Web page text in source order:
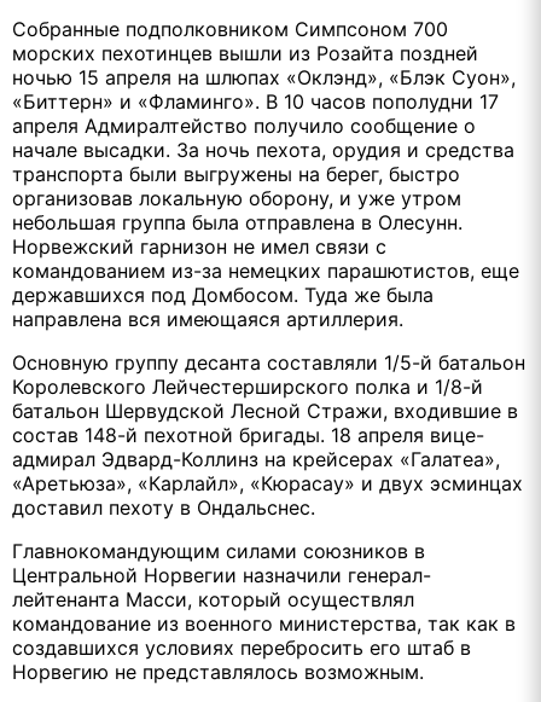
Собранные подполковником Симпсоном 700
морских пехотинцев вышли из Розайта поздней
ночью 15 апреля на шлюпах «Оклэнд», «Блэк Суон»,
«Биттерн» и «Фламинго». В 10 часов пополудни 17
апреля Адмиралтейство получило сообщение о
начале высадки. За ночь пехота, орудия и средства
транспорта были выгружены на берег, быстро
организовав локальную оборону, и уже утром
небольшая группа была отправлена в Олесунн.
Норвежский гарнизон не имел связи с
командованием из-за немецких парашютистов, еще
державшихся под Домбосом. Туда же была
направлена вся имеющаяся артиллерия.
Основную группу десанта составляли 1/5-й батальон
Королевского Лейчестерширского полка и 1/8-й
батальон Шервудской Лесной Стражи, входившие в
состав 148-й пехотной бригады. 18 апреля вице-
адмирал Эдвард-Коллинз на крейсерах «Галатеа»,
«Аретьюза», «Карлайл», «Кюрасау» и двух эсминцах
доставил пехоту в Ондальснес.
Главнокомандующим силами союзников в
Центральной Норвегии назначили генерал-
лейтенанта Масси, который осуществлял
командование из военного министерства, так как в
создавшихся условиях перебросить его штаб в
Норвегию не представлялось возможным.